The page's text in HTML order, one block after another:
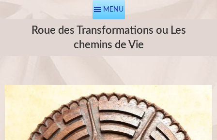
MENU
Roue des Transformations ou Les
chemins de Vie